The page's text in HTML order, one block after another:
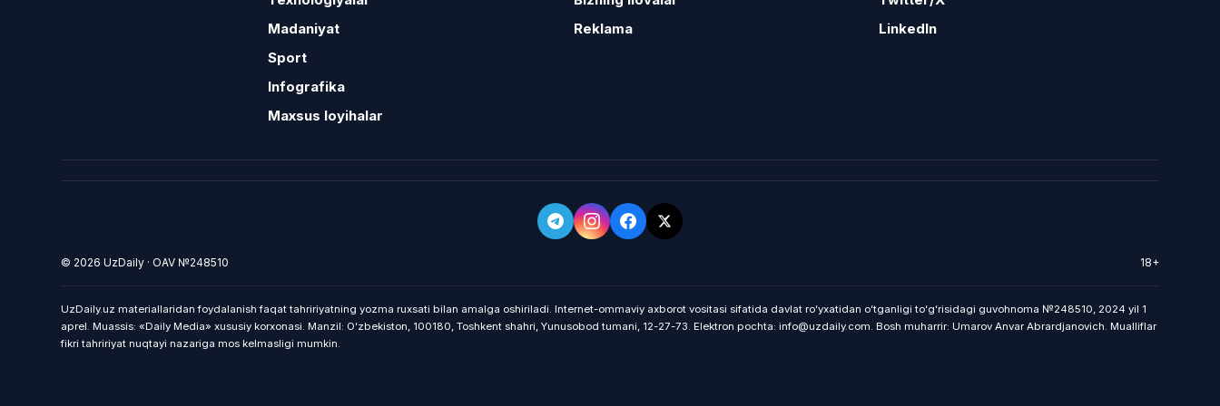
Madaniyat
Sport
Infografika
Maxsus loyihalar
Reklama
LinkedIn
© 2026 UzDaily · OAV №248510 18+
UzDaily.uz materiallaridan foydalanish faqat tahririyatning yozma ruxsati bilan amalga oshiriladi. Internet-ommaviy axborot vositasi sifatida davlat roʻyxatidan oʻtganligi toʻgʻrisidagi guvohnoma №248510, 2024 yil 1
aprel. Muassis: «Daily Media» xususiy korxonasi. Manzil: Oʻzbekiston, 100180, Toshkent shahri, Yunusobod tumani, 12-27-73. Elektron pochta: info@uzdaily.com. Bosh muharrir: Umarov Anvar Abrardjanovich. Mualliflar
fikri tahririyat nuqtayi nazariga mos kelmasligi mumkin.